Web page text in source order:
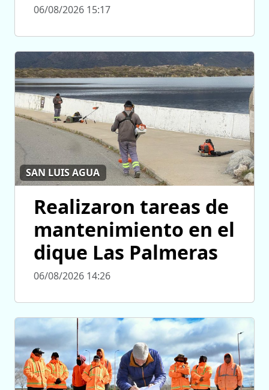
06/08/2026 15:17
SAN LUIS AGUA
Realizaron tareas de
mantenimiento en el
dique Las Palmeras
06/08/2026 14:26